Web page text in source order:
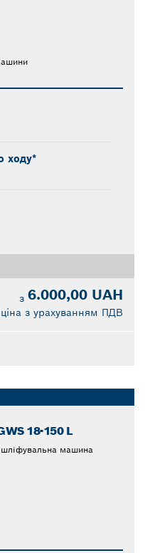
ходу*
з 6.000,00 UAH
з урахуванням ПДВ
18-150 L
шліфувальна машина